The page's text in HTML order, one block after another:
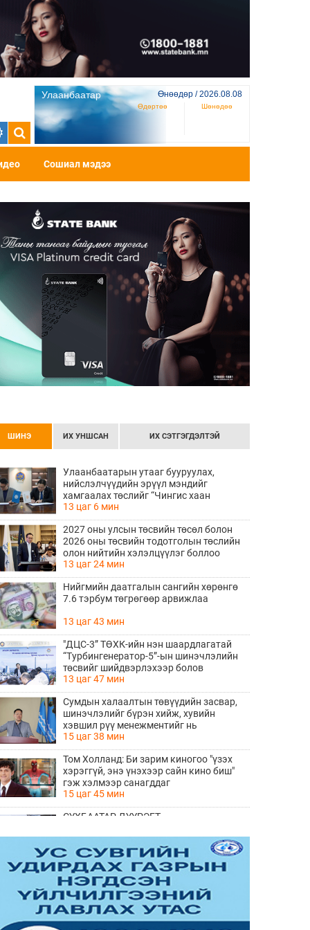
Улаанбаатар Өнөөдөр / 2026.08.08
Өдөртөө Шөнөдөө
Сошиал мэдээ
ШИНЭ ИХ УНШСАН ИХ СЭТГЭГДЭЛТЭЙ
Улаанбаатарын утааг бууруулах,
нийслэлчүүдийн эрүүл мэндийг
хамгаалах төслийг “Чингис хаан
баялгийн сан нэгдэл” ХХК-тай хамтран
хэрэгжүүлнэ
13 цаг 6 мин
2027 оны улсын төсвийн төсөл болон
2026 оны төсвийн тодотголын төслийн
олон нийтийн хэлэлцүүлэг боллоо
13 цаг 24 мин
Нийгмийн даатгалын сангийн хөрөнгө
7.6 тэрбум төгрөгөөр арвижлаа
13 цаг 43 мин
"ДЦС-3” ТӨХК-ийн нэн шаардлагатай
“Турбингенератор-5”-ын шинэчлэлийн
төсвийг шийдвэрлэхээр болов
13 цаг 47 мин
Сумдын халаалтын төвүүдийн засвар,
шинэчлэлийг бүрэн хийж, хувийн
хэвшил рүү менежментийг нь
шилжүүлсэн гэдгийг онцоллоо
15 цаг 38 мин
Том Холланд: Би зарим киногоо "үзэх
хэрэггүй, энэ үнэхээр сайн кино биш"
гэж хэлмээр санагддаг
15 цаг 45 мин
СҮХБААТАР ДҮҮРЭГТ
ҮРГЭЛЖИЛЖ БАЙНА
17 цаг 43 мин
Ирэх 10 хоногийн цаг агаарын
урьдчилсан төлөв
17 цаг 50 мин